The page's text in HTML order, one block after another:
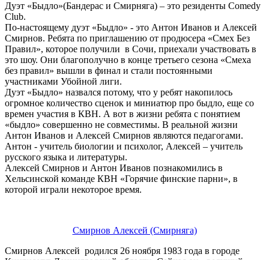
Дуэт «Быдло»(Бандерас и Смирняга) – это резиденты Сomedy
Сlub.
По-настоящему дуэт «Быдло» - это Антон Иванов и Алексей
Смирнов. Ребята по приглашению от продюсера «Смех Без
Правил», которое получили в Сочи, приехали участвовать в
это шоу. Они благополучно в конце третьего сезона «Смеха
без правил» вышли в финал и стали постоянными
участниками Убойной лиги.
Дуэт «Быдло» назвался потому, что у ребят накопилось
огромное количество сценок и миниатюр про быдло, еще со
времен участия в КВН. А вот в жизни ребята с понятием
«быдло» совершенно не совместимы. В реальной жизни
Антон Иванов и Алексей Смирнов являются педагогами.
Антон - учитель биологии и психолог, Алексей – учитель
русского языка и литературы.
Алексей Смирнов и Антон Иванов познакомились в
Хельсинской команде КВН «Горячие финские парни», в
которой играли некоторое время.
Смирнов Алексей (Смирняга)
Смирнов Алексей родился 26 ноября 1983 года в городе